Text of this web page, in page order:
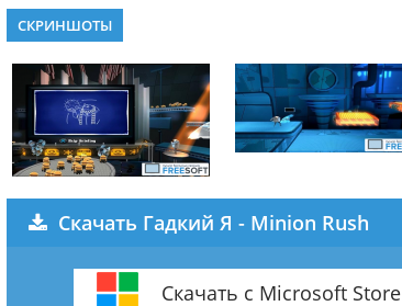
СКРИНШОТЫ
Скачать Гадкий Я - Minion Rush
Скачать с Microsoft Store